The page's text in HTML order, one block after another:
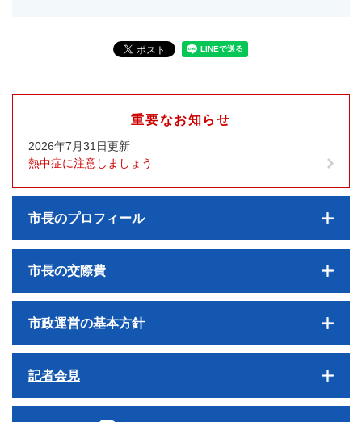
重要なお知らせ
2026年7月31日更新
熱中症に注意しましょう
市長のプロフィール
市長の交際費
市政運営の基本方針
記者会見